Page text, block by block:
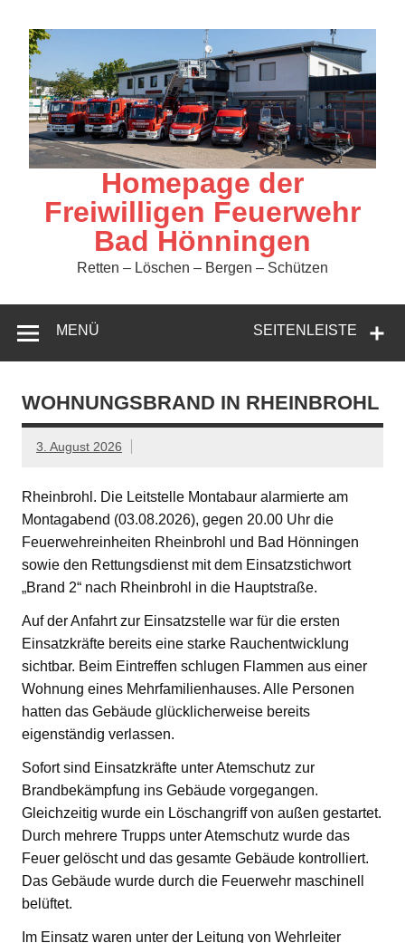
springen
Homepage der
Freiwilligen Feuerwehr
Bad Hönningen
Retten – Löschen – Bergen – Schützen
SEITENLEISTE
MENÜ
WOHNUNGSBRAND IN RHEINBROHL
3. August 2026
Rheinbrohl. Die Leitstelle Montabaur alarmierte am
Montagabend (03.08.2026), gegen 20.00 Uhr die
Feuerwehreinheiten Rheinbrohl und Bad Hönningen
sowie den Rettungsdienst mit dem Einsatzstichwort
„Brand 2“ nach Rheinbrohl in die Hauptstraße.
Auf der Anfahrt zur Einsatzstelle war für die ersten
Einsatzkräfte bereits eine starke Rauchentwicklung
sichtbar. Beim Eintreffen schlugen Flammen aus einer
Wohnung eines Mehrfamilienhauses. Alle Personen
hatten das Gebäude glücklicherweise bereits
eigenständig verlassen.
Sofort sind Einsatzkräfte unter Atemschutz zur
Brandbekämpfung ins Gebäude vorgegangen.
Gleichzeitig wurde ein Löschangriff von außen gestartet.
Durch mehrere Trupps unter Atemschutz wurde das
Feuer gelöscht und das gesamte Gebäude kontrolliert.
Das Gebäude wurde durch die Feuerwehr maschinell
belüftet.
Im Einsatz waren unter der Leitung von Wehrleiter